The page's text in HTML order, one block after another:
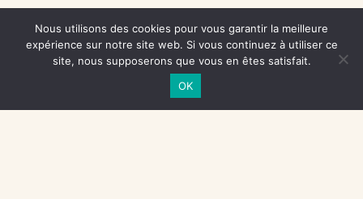
NOS SOUTIENS
CENTRE NATIONAL DU LIVRE
Nous utilisons des cookies pour vous garantir la meilleure
expérience sur notre site web. Si vous continuez à utiliser ce
site, nous supposerons que vous en êtes satisfait.
OK